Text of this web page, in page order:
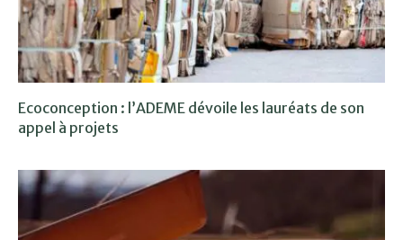
Ecoconception : l’ADEME dévoile les lauréats de son
appel à projets